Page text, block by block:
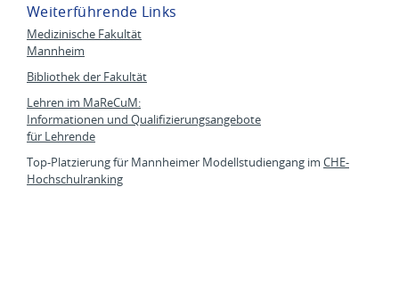
Weiterführende Links
Medizinische Fakultät
Mannheim
Bibliothek der Fakultät
Lehren im MaReCuM:
Informationen und Qualifizierungsangebote
für Lehrende
Top-Platzierung für Mannheimer Modellstudiengang im CHE-
Hochschulranking